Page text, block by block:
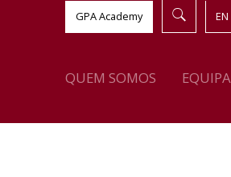
GPA Academy EN
QUEM SOMOS EQUIPA